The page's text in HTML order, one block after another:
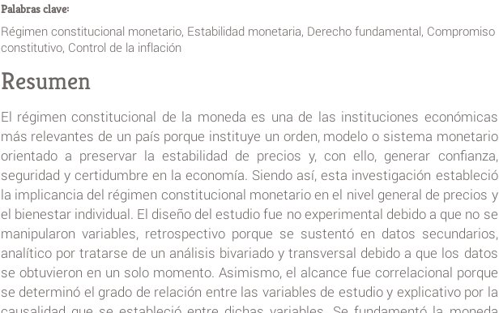
Palabras clave:
Régimen constitucional monetario, Estabilidad monetaria, Derecho fundamental, Compromiso
constitutivo, Control de la inflación
Resumen
El régimen constitucional de la moneda es una de las instituciones económicas
más relevantes de un país porque instituye un orden, modelo o sistema monetario
orientado a preservar la estabilidad de precios y, con ello, generar confianza,
seguridad y certidumbre en la economía. Siendo así, esta investigación estableció
la implicancia del régimen constitucional monetario en el nivel general de precios y
el bienestar individual. El diseño del estudio fue no experimental debido a que no se
manipularon variables, retrospectivo porque se sustentó en datos secundarios,
analítico por tratarse de un análisis bivariado y transversal debido a que los datos
se obtuvieron en un solo momento. Asimismo, el alcance fue correlacional porque
se determinó el grado de relación entre las variables de estudio y explicativo por la